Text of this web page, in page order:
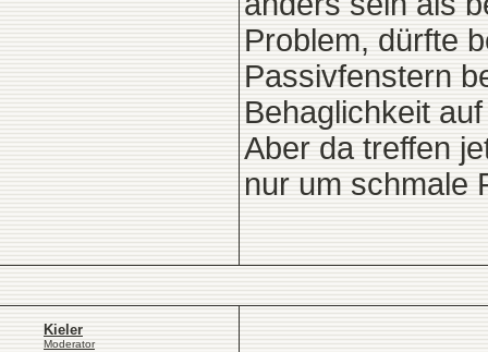
Problem, dürfte
Passivfenstern
Behaglichkeit
Aber da treffen
nur um schmale
Kieler
Moderator